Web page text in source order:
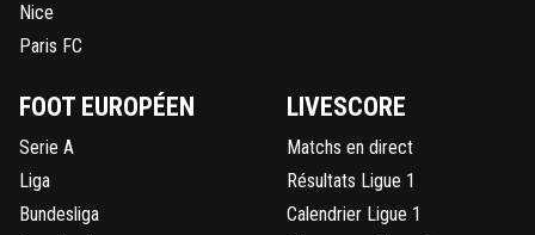
Nice
Paris FC
FOOT EUROPÉEN
Serie A
Liga
Bundesliga
LIVESCORE
Matchs en direct
Résultats Ligue 1
Calendrier Ligue 1